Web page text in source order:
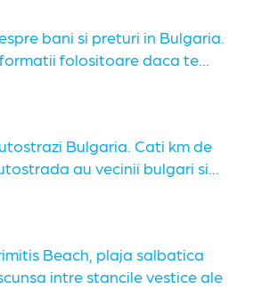
bani si preturi in Bulgaria.
folositoare daca te...
Bulgaria. Cati km de
au vecinii bulgari si...
Beach, plaja salbatica
intre stancile vestice ale